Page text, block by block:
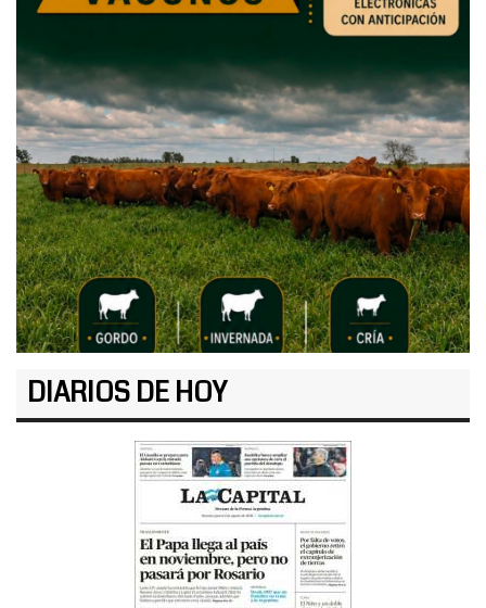
DIARIOS DE HOY